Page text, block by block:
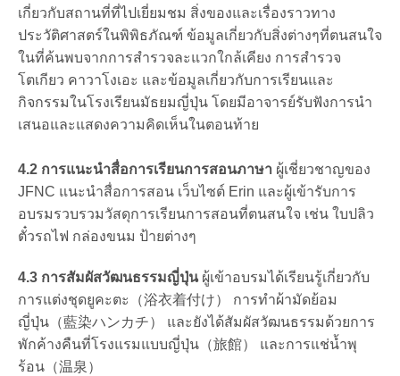
เกี่ยวกับสถานที่ที่ไปเยี่ยมชม สิ่งของและเรื่องราวทาง
ประวัติศาสตร์ในพิพิธภัณฑ์ ข้อมูลเกี่ยวกับสิ่งต่างๆที่ตนสนใจ
ในที่ค้นพบจากการสำรวจละแวกใกล้เคียง การสำรวจ
โตเกียว คาวาโงเอะ และข้อมูลเกี่ยวกับการเรียนและ
กิจกรรมในโรงเรียนมัธยมญี่ปุ่น โดยมีอาจารย์รับฟังการนำ
เสนอและแสดงความคิดเห็นในตอนท้าย
4.2 การแนะนำสื่อการเรียนการสอนภาษา ผู้เชี่ยวชาญของ
JFNC แนะนำสื่อการสอน เว็บไซต์ Erin และผู้เข้ารับการ
อบรมรวบรวมวัสดุการเรียนการสอนที่ตนสนใจ เช่น ใบปลิว
ตั๋วรถไฟ กล่องขนม ป้ายต่างๆ
4.3 การสัมผัสวัฒนธรรมญี่ปุ่นผู้เข้าอบรมได้เรียนรู้เกี่ยวกับ
การแต่งชุดยูคะตะ（浴衣着付け） การทำผ้ามัดย้อม
ญี่ปุ่น（藍染ハンカチ） และยังได้สัมผัสวัฒนธรรมด้วยการ
พักค้างคืนที่โรงแรมแบบญี่ปุ่น（旅館） และการแช่น้ำพุ
ร้อน（温泉）